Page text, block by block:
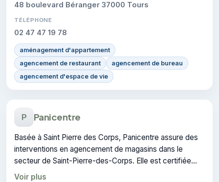
48 boulevard Béranger 37000 Tours
TÉLÉPHONE
02 47 47 19 78
aménagement d'appartement
agencement de restaurant
agencement de bureau
agencement d'espace de vie
P Panicentre
Basée à Saint Pierre des Corps, Panicentre assure des
interventions en agencement de magasins dans le
secteur de Saint-Pierre-des-Corps. Elle est certifiée
RGE, gage de conformité sur les interventions réalisées.
Voir plus